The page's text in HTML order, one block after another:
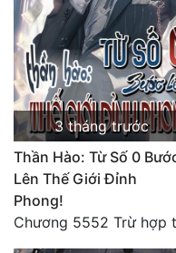
3 tháng trước
Thần Hào: Từ Số 0
Lên Thế Giới Đỉnh
Phong!